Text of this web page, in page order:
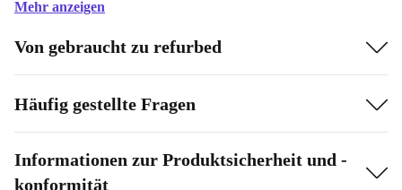
komfortables Arbeiten auf 14 Zoll mit IPS-Technologie – ideal
für produktives Multitasking und entspanntes Streaming.
Zuverlässige Verbindung:
Mit WiFi 6 und Bluetooth 5.0 bist du
Mehr anzeigen
Von gebraucht zu refurbed
Häufig gestellte Fragen
Informationen zur Produktsicherheit und -
konformität